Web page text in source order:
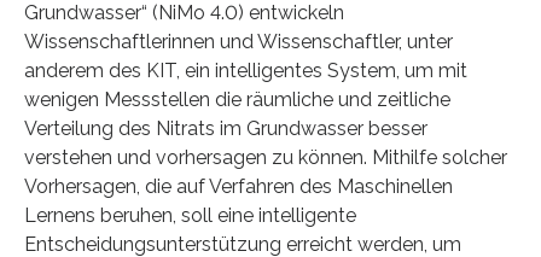
Grundwasser“ (NiMo 4.0) entwickeln
Wissenschaftlerinnen und Wissenschaftler, unter
anderem des KIT, ein intelligentes System, um mit
wenigen Messstellen die räumliche und zeitliche
Verteilung des Nitrats im Grundwasser besser
verstehen und vorhersagen zu können. Mithilfe solcher
Vorhersagen, die auf Verfahren des Maschinellen
Lernens beruhen, soll eine intelligente
Entscheidungsunterstützung erreicht werden, um